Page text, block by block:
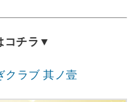
コチラ▼
ラブ 其ノ壹